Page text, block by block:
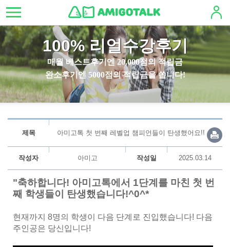
100% 리얼수강후기
매월 베스트후기엔 20,000점의 적립금
완소후기엔 5000점의 적립금을 쏩니다!
제목 아미고톡 첫 번째 레벨업 챔피언들이 탄생했어요!!
작성자 아미고 작성일 2025.03.14
"축하합니다! 아미고톡에서 1단계를 마친 첫 번
째 학생들이 탄생했습니다!^0^*
현재까지 8명의 학생이 다음 단계로 진입했습니다! 다음
주인공은 당신입니다!